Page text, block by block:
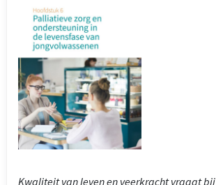
Kwaliteit van leven en veerkracht vraagt bij